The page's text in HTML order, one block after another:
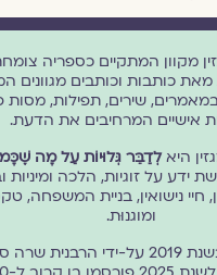
מקוון המתקיים כספריה
כותבות וכותבים מגוונים
שירים, תפילות, מסות
אישיים המרחיבים את הדעת.
היאלְדַבֵּר גְּלוּיוֹת עַל מָה
ידע על זוגיות, הלכה ומיניות
חיי נישואין, בניית המשפחה,
ומוגנוּת.
המגזין נוסד בשנת 2019 על-ידי הרבנית